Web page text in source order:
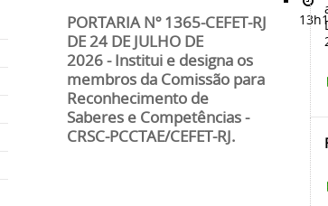
PORTARIA Nº 1365-CEFET-RJ
DE 24 DE JULHO DE
2026 - Institui e designa os
membros da Comissão para
Reconhecimento de
Saberes e Competências -
CRSC-PCCTAE/CEFET-RJ.